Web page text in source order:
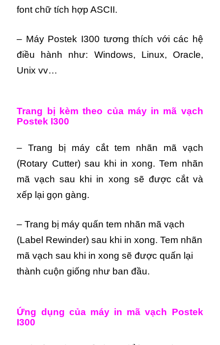
font chữ tích hợp ASCII.
– Máy Postek I300 tương thích với các hệ
điều hành như: Windows, Linux, Oracle,
Unix vv…
Trang bị kèm theo của máy in mã vạch
Postek I300
– Trang bị máy cắt tem nhãn mã vạch
(Rotary Cutter) sau khi in xong. Tem nhãn
mã vạch sau khi in xong sẽ được cắt và
xếp lại gọn gàng.
– Trang bị máy quấn tem nhãn mã vạch
(Label Rewinder) sau khi in xong. Tem nhãn
mã vạch sau khi in xong sẽ được quấn lại
thành cuộn giống như ban đầu.
Ứng dụng của máy in mã vạch Postek
I300